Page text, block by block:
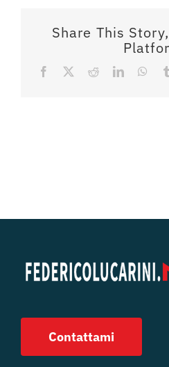
Share This
Facebook RedditLinkedIn
Contattami